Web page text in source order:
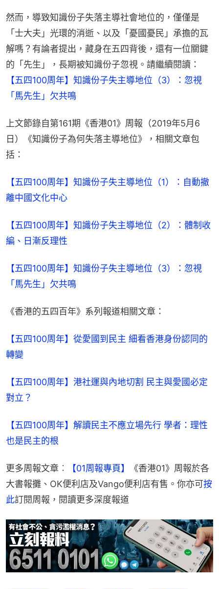
然而，導致知識份子失落主導社會地位的，僅僅是
「士大夫」光環的消逝、以及「憂國憂民」承擔的瓦
解嗎？有論者提出，藏身在五四背後，還有一位關鍵
的「先生」，長期被知識份子忽視。請繼續閱讀：
【五四100周年】知識份子失主導地位（3）：忽視
「馬先生」欠共鳴
上文節錄自第161期《香港01》周報（2019年5月6
日）《知識份子為何失落主導地位》，相關文章包
括：
【五四100周年】知識份子失主導地位（1）：自動撤
離中國文化中心
【五四100周年】知識份子失主導地位（2）：體制收
編、日漸反理性
【五四100周年】知識份子失主導地位（3）：忽視
「馬先生」欠共鳴
《香港的五四百年》系列報道相關文章：
【五四100周年】從愛國到民主 細看香港身份認同的
轉變
【五四100周年】港社運與內地切割 民主與愛國必定
對立？
【五四100周年】解讀民主不應立場先行 學者：理性
也是民主的根
更多周報文章︰ 【01周報專頁】
《香港01》周報於各
大書報攤、OK便利店及Vango便利店有售。你亦可按
此訂閱周報，閱讀更多深度報道